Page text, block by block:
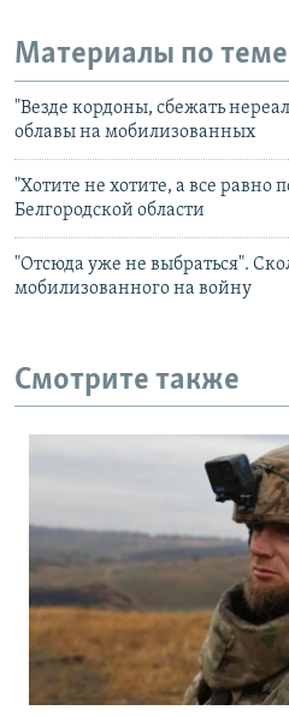
Материалы по теме
"Везде кордоны, сбежать
облавы на мобилизованных
"Хотите не хотите, а все равно
Белгородской области
"Отсюда уже не выбраться".
мобилизованного на войну
Смотрите также